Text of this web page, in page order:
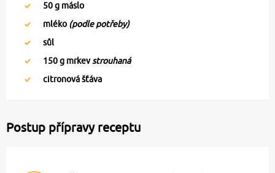
50g máslo
mléko (podle potřeby)
sůl
150g mrkevstrouhaná
citronová šťáva
Postup přípravy receptu